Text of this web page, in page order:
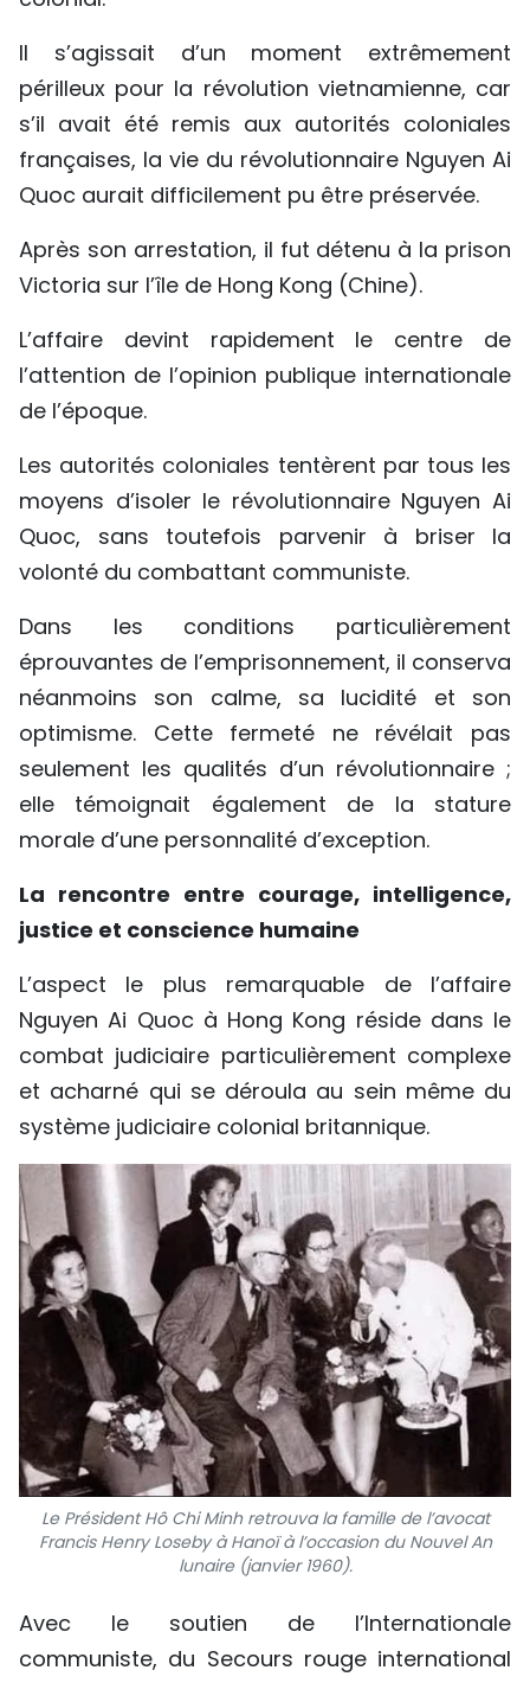
Il s’agissait d’un moment extrêmement
périlleux pour la révolution vietnamienne, car
s’il avait été remis aux autorités coloniales
françaises, la vie du révolutionnaire Nguyen Ai
Quoc aurait difficilement pu être préservée.
Après son arrestation, il fut détenu à la prison
Victoria sur l’île de Hong Kong (Chine).
L’affaire devint rapidement le centre de
l’attention de l’opinion publique internationale
de l’époque.
Les autorités coloniales tentèrent par tous les
moyens d’isoler le révolutionnaire Nguyen Ai
Quoc, sans toutefois parvenir à briser la
volonté du combattant communiste.
Dans les conditions particulièrement
éprouvantes de l’emprisonnement, il conserva
néanmoins son calme, sa lucidité et son
optimisme. Cette fermeté ne révélait pas
seulement les qualités d’un révolutionnaire ;
elle témoignait également de la stature
morale d’une personnalité d’exception.
La rencontre entre courage, intelligence,
justice et conscience humaine
L’aspect le plus remarquable de l’affaire
Nguyen Ai Quoc à Hong Kong réside dans le
combat judiciaire particulièrement complexe
et acharné qui se déroula au sein même du
système judiciaire colonial britannique.
Le Président Hô Chi Minh retrouva la famille de l’avocat
Francis Henry Loseby à Hanoï à l’occasion du Nouvel An
lunaire (janvier 1960).
Avec le soutien de l’Internationale
communiste, du Secours rouge international